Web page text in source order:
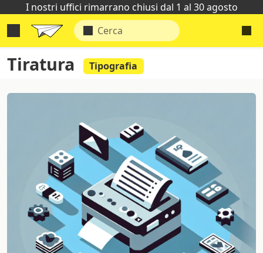
I nostri uffici rimarrano chiusi dal 1 al 30 agosto
Tiratura Tipografia